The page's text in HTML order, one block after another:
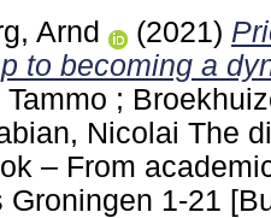
Arnd (2021)
to becoming a
;
Nicolai The
– From
Groningen 1-21